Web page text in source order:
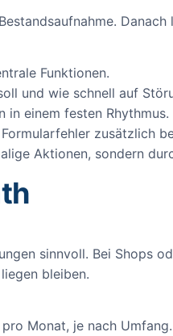
Danach
Funktionen.
und wie schnell auf
in einem festen Rhythmus.
zusätzlich
Aktionen, sondern
sinnvoll. Bei Shops
bleiben.
Monat, je nach